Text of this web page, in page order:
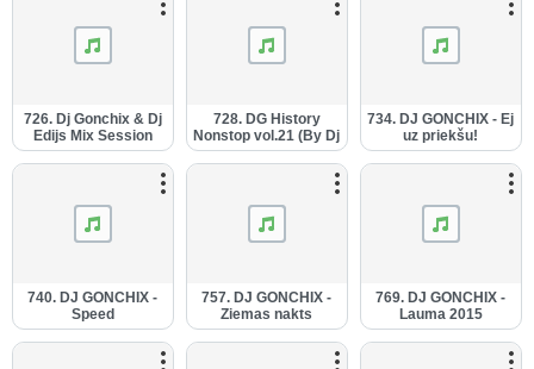
726. Dj Gonchix & Dj
Edijs Mix Session
(09.09.2014.).mp3
728. DG History
Nonstop vol.21 (By Dj
Gonchix -
11.09.2014.).mp3
734. DJ GONCHIX - Ej
uz priekšu!
(27.09.2014.).mp3
740. DJ GONCHIX -
Speed
(19.10.2014.).mp3
757. DJ GONCHIX -
Ziemas nakts
simfonija
(04.12.2014.).mp3
769. DJ GONCHIX -
Lauma 2015
(05.01.2015.).mp3